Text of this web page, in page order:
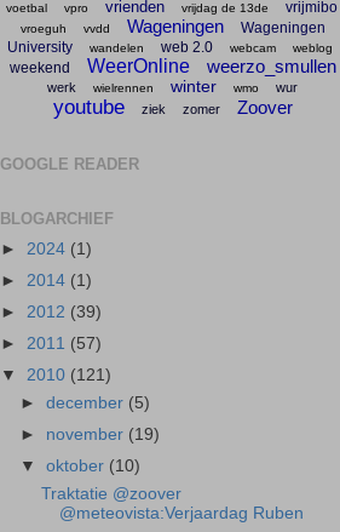
voetbal
vpro vrienden vrijdag de 13de vrijmibo
vroeguh vvdd Wageningen
Wageningen
University
wandelen web 2.0 webcam weblog
weekend WeerOnline weerzo_smullen
werk wielrennen winter wmo wur
youtube ziek zomer Zoover
GOOGLE READER
BLOGARCHIEF
► 2024 (1)
► 2014 (1)
► 2012 (39)
► 2011 (57)
▼ 2010 (121)
►december (5)
► november (19)
▼oktober (10)
Traktatie @zoover
@meteovista:Verjaardag Ruben